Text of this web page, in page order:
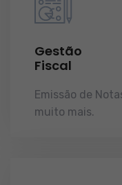
Gestão
Fiscal
Emissão de
muito mais.